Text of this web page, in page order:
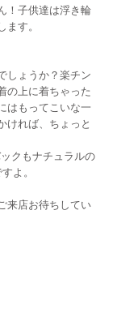
！子供達は浮き輪
す。
しょうか？楽チン
の上に着ちゃった
はもってこいな一
ければ、ちょっと
クもナチュラルの
よ。
来店お待ちしてい